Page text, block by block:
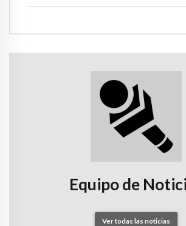
Equipo de
Ver todas las noticias